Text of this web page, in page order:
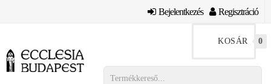
Bejelentkezés Regisztráció
KOSÁR 0